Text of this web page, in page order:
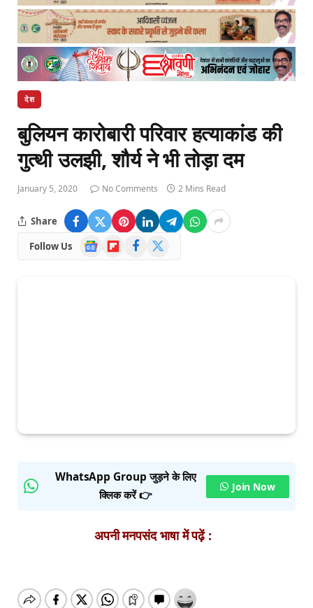
देश
बुलियन कारोबारी परिवार हत्याकांड की
गुत्थी उलझी, शौर्य ने भी तोड़ा दम
January 5, 2020 No Comments 2 Mins Read
Share
Follow Us
Google
News
FlipboardFacebook
WhatsApp Group जुड़ने के लिए
क्लिक करें 👉
Join Now
अपनी मनपसंद भाषा में पढ़ें :